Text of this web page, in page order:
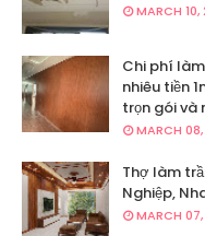
MARCH 10,
Chi phí
nhiêu tiền
trọn gói và
MARCH
Thợ làm
Nghiệp,
MARCH